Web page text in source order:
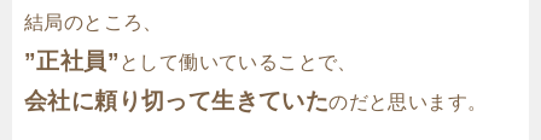
結局のところ、
”正社員” として働いていることで、
会社に頼り切って生きていたのだと思います。